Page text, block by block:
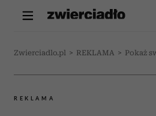
Zwierciadlo.pl > REKLAMA > Pokaż
REKLAMA